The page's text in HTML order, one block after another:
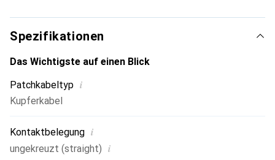
im Business-Umfeld.
Spezifikationen
Das Wichtigste auf einen Blick
Patchkabeltyp i
Kupferkabel
Kontaktbelegung i
ungekreuzt (straight) i